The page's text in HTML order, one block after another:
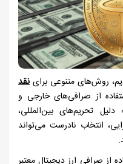
روش‌های متنوعی برای نقد
از صرافی‌های خارجی و
تحریم‌های بین‌المللی،
انتخاب نادرست می‌تواند